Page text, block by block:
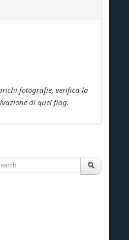
fotografie, verifica la
di quel flag.